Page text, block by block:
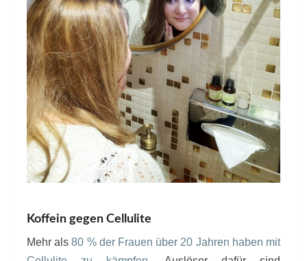
Koffein gegen Cellulite
Mehr als80 % der Frauen über 20 Jahren haben mit